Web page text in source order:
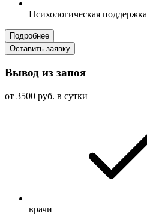
Психологическая поддержка
Подробнее
Оставить заявку
Вывод из запоя
от 3500 руб. в сутки
врачи